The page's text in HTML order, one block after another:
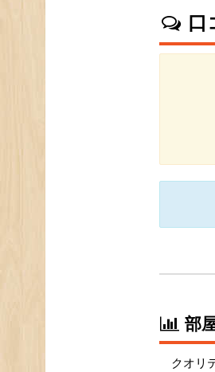
口
部
クオリ